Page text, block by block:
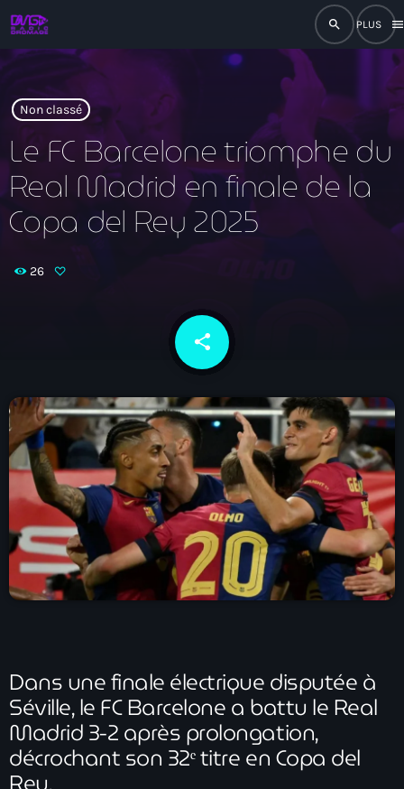
search
menu
close
play_arrow RADIO DROMAGE
À Propos
TV Direct
Actualités
Blog Grid Sidebar
Contact
Archives
août 2026
juillet 2026
Non classé
Le FC Barcelone triomphe du
Real Madrid en finale de la
Copa del Rey 2025
26
share
email
Dans une finale électrique disputée à
Séville, le FC Barcelone a battu le Real
Madrid 3-2 après prolongation,
décrochant son 32ᵉ titre en Copa del